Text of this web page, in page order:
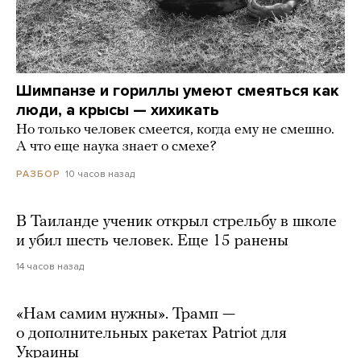
Шимпанзе и гориллы умеют смеяться как
люди, а крысы — хихикать
Но только человек смеется, когда ему не смешно.
А что еще наука знает о смехе?
РАЗБОР 10 часов назад
В Таиланде ученик открыл стрельбу в школе
и убил шесть человек. Еще 15 ранены
14 часов назад
«Нам самим нужны». Трамп —
о дополнительных ракетах Patriot для
Украины